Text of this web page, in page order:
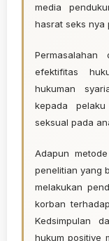
media
hasrat seks nya
efektifitas
hukuman
kepada
seksual pada
Adapun
penelitian yang
melakukan
korban
Kedsimpulan
hukum positive